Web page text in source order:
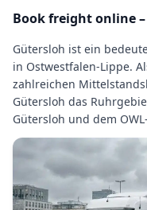
Book freight online
Gütersloh ist ein
in Ostwestfalen-Lippe.
zahlreichen
Gütersloh das
Gütersloh und dem